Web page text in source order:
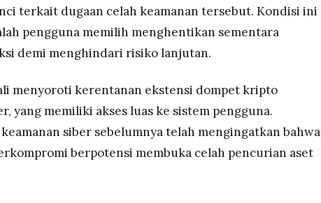
terkait dugaan celah keamanan tersebut. Kondisi ini
pengguna memilih menghentikan sementara
demi menghindari risiko lanjutan.
menyoroti kerentanan ekstensi dompet kripto
yang memiliki akses luas ke sistem pengguna.
siber sebelumnya telah mengingatkan bahwa
berpotensi membuka celah pencurian aset